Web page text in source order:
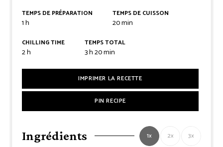
TEMPS DE PRÉPARATION
1heure
h
TEMPS DE CUISSON
20minutes
min
CHILLING TIME
2heures
h
TEMPS TOTAL
3heures
h20minutes
min
IMPRIMER LA RECETTE
PIN RECIPE
Ingrédients 1x 2x 3x